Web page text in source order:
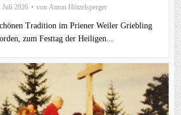
Juli 2026 von Anton Hötzelsperger
Tradition im Priener Weiler Griebling
zum Festtag der Heiligen...